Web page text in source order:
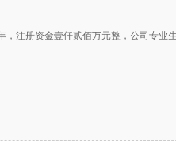
，注册资金壹仟贰佰万元整，公司专业